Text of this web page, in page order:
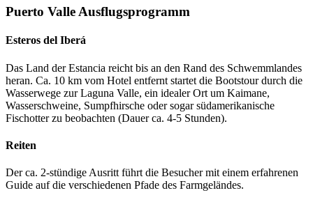
Puerto Valle Ausflugsprogramm
Esteros del Iberá
Das Land der Estancia reicht bis an den Rand des Schwemmlandes
heran. Ca. 10 km vom Hotel entfernt startet die Bootstour durch die
Wasserwege zur Laguna Valle, ein idealer Ort um Kaimane,
Wasserschweine, Sumpfhirsche oder sogar südamerikanische
Fischotter zu beobachten (Dauer ca. 4-5 Stunden).
Reiten
Der ca. 2-stündige Ausritt führt die Besucher mit einem erfahrenen
Guide auf die verschiedenen Pfade des Farmgeländes.